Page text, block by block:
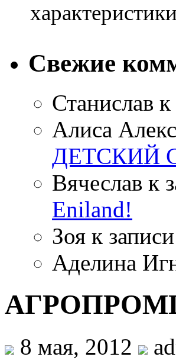
Свежие
Станислав к
Алиса
ДЕТСКИЙ
Вячеслав к
Eniland!
Зоя к записи
Аделина
8 мая, 2012